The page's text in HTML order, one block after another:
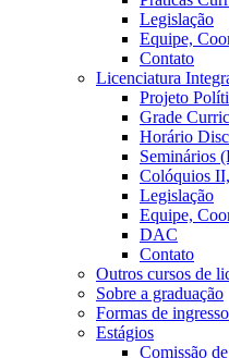
Legislação
Equipe,
Contato
Licenciatura
Projeto
Grade
Horário
Seminários
Colóquios
Legislação
Equipe,
DAC
Contato
Outros cursos de
Sobre a graduação
Formas de ingresso
Estágios
Comissão